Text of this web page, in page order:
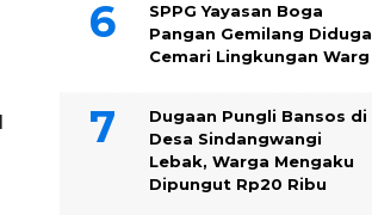
SPPG Yayasan Boga
Pangan Gemilang Diduga
Cemari Lingkungan Warg
Dugaan Pungli Bansos di
Desa Sindangwangi
Lebak, Warga Mengaku
Dipungut Rp20 Ribu